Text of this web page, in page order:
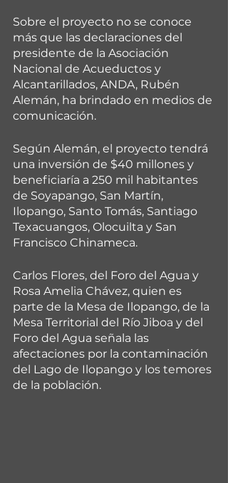
Sobre el proyecto no se conoce
más que las declaraciones del
presidente de la Asociación
Nacional de Acueductos y
Alcantarillados, ANDA, Rubén
Alemán, ha brindado en medios de
comunicación.
Según Alemán, el proyecto tendrá
una inversión de $40 millones y
beneficiaría a 250 mil habitantes
de Soyapango, San Martín,
Ilopango, Santo Tomás, Santiago
Texacuangos, Olocuilta y San
Francisco Chinameca.
Carlos Flores, del Foro del Agua y
Rosa Amelia Chávez, quien es
parte de la Mesa de Ilopango, de la
Mesa Territorial del Río Jiboa y del
Foro del Agua señala las
afectaciones por la contaminación
del Lago de Ilopango y los temores
de la población.